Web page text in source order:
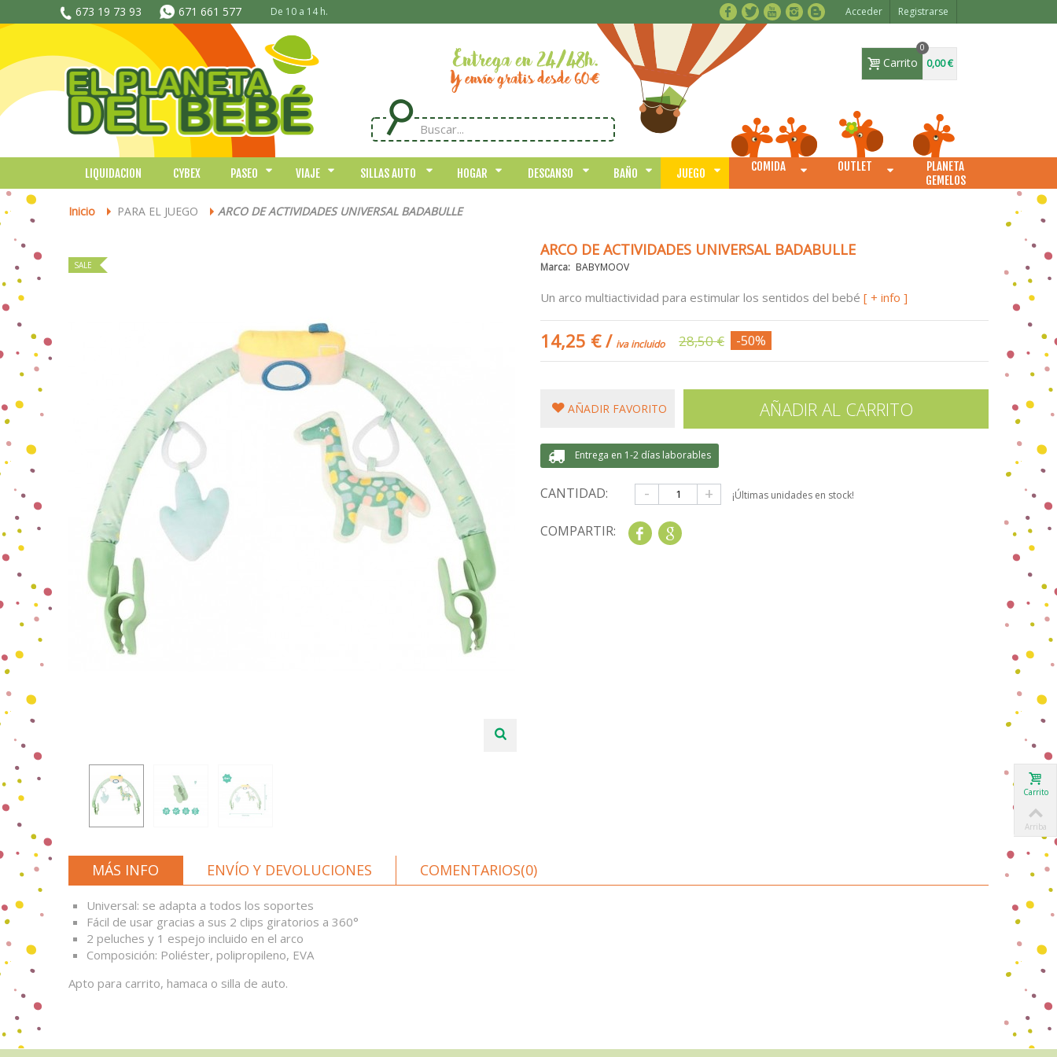
673 19 73 93 671 661 577 De 10 a 14 h. Acceder Registrarse
Carrito
0
0,00 €
LIQUIDACION CYBEX PASEO VIAJE SILLAS AUTO HOGAR DESCANSO BAÑO JUEGO COMIDA OUTLET
PLANETA
GEMELOS
Inicio > PARA EL JUEGO > ARCO DE ACTIVIDADES UNIVERSAL BADABULLE
SALE
ARCO DE ACTIVIDADES UNIVERSAL BADABULLE
Marca: BABYMOOV
Un arco multiactividad para estimular los sentidos del bebé [ + info ]
14,25 €/ iva incluido 28,50 € -50%
AÑADIR FAVORITO AÑADIR AL CARRITO
Entrega en 1-2 días laborables
CANTIDAD: - + ¡Últimas unidades en stock!
COMPARTIR: Share
MÁS INFO ENVÍO Y DEVOLUCIONES COMENTARIOS(0)
Universal: se adapta a todos los soportes
Fácil de usar gracias a sus 2 clips giratorios a 360°
2 peluches y 1 espejo incluido en el arco
Composición: Poliéster, polipropileno, EVA
Apto para carrito, hamaca o silla de auto.
Carrito
Arriba